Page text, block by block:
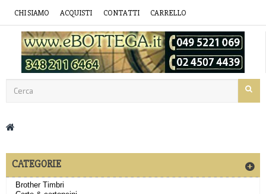
CHI SIAMO ACQUISTI CONTATTI CARRELLO
CATEGORIE
Brother Timbri